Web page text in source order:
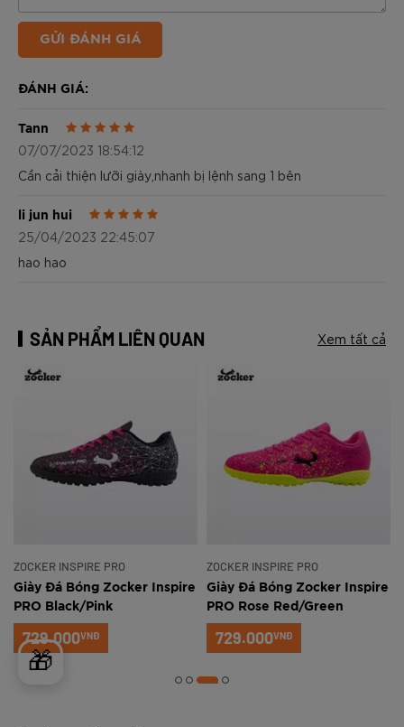
🎁
GỬI ĐÁNH GIÁ
ĐÁNH GIÁ:
Tann
07/07/2023 18:54:12
Cần cải thiện lưỡi giày,nhanh bị lệnh sang 1 bên
li jun hui
25/04/2023 22:45:07
hao hao
SẢN PHẨM LIÊN QUAN Xem tất cả
ZOCKER INSPIRE PRO
Giày Đá Bóng Zocker Inspire
PRO Black/Pink
729.000VNĐ
ZOCKER INSPIRE PRO
Giày Đá Bóng Zocker Inspire
PRO Rose Red/Green
729.000VNĐ